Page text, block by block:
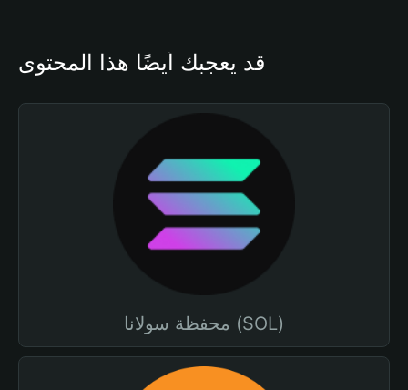
قد يعجبك أيضًا هذا المحتوى
محفظة سولانا (SOL)